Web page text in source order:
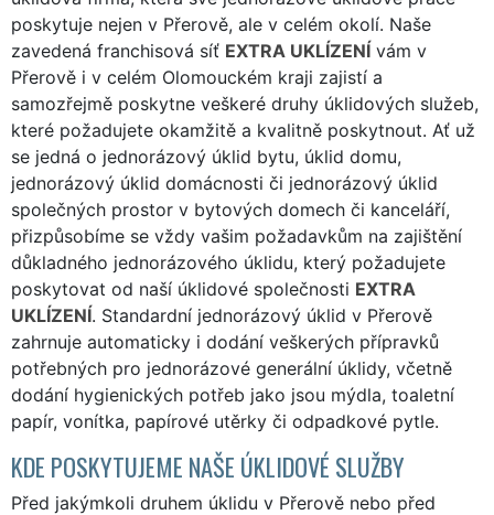
poskytuje nejen v Přerově, ale v celém okolí. Naše
zavedená franchisová síť EXTRA UKLÍZENÍ vám v
Přerově i v celém Olomouckém kraji zajistí a
samozřejmě poskytne veškeré druhy úklidových služeb,
které požadujete okamžitě a kvalitně poskytnout. Ať už
se jedná o jednorázový úklid bytu, úklid domu,
jednorázový úklid domácnosti či jednorázový úklid
společných prostor v bytových domech či kanceláří,
přizpůsobíme se vždy vašim požadavkům na zajištění
důkladného jednorázového úklidu, který požadujete
poskytovat od naší úklidové společnosti EXTRA
UKLÍZENÍ. Standardní jednorázový úklid v Přerově
zahrnuje automaticky i dodání veškerých přípravků
potřebných pro jednorázové generální úklidy, včetně
dodání hygienických potřeb jako jsou mýdla, toaletní
papír, vonítka, papírové utěrky či odpadkové pytle.
KDE POSKYTUJEME NAŠE ÚKLIDOVÉ SLUŽBY
Před jakýmkoli druhem úklidu v Přerově nebo před